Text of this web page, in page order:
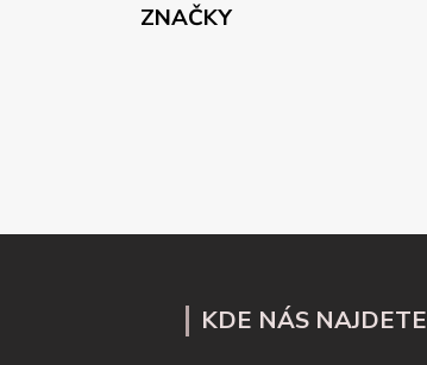
ZNAČKY
KDE NÁS NAJDETE